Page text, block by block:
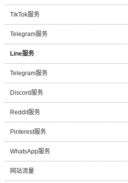
TikTok服务
Telegram服务
Line服务
Telegram服务
Discord服务
Reddit服务
Pinterest服务
WhatsApp服务
网站流量